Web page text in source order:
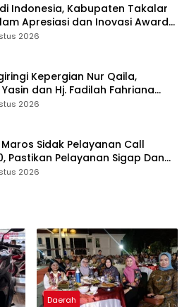
Indonesia, Kabupaten Takalar
Apresiasi dan Inovasi Award
Penghargaan bagi
2026
Kepergian Nur Qaila,
Yasin dan Hj. Fadilah Fahriana
Keluarga
2026
Sidak Pelayanan Call
Pastikan Pelayanan Sigap Dan
2026
Daerah